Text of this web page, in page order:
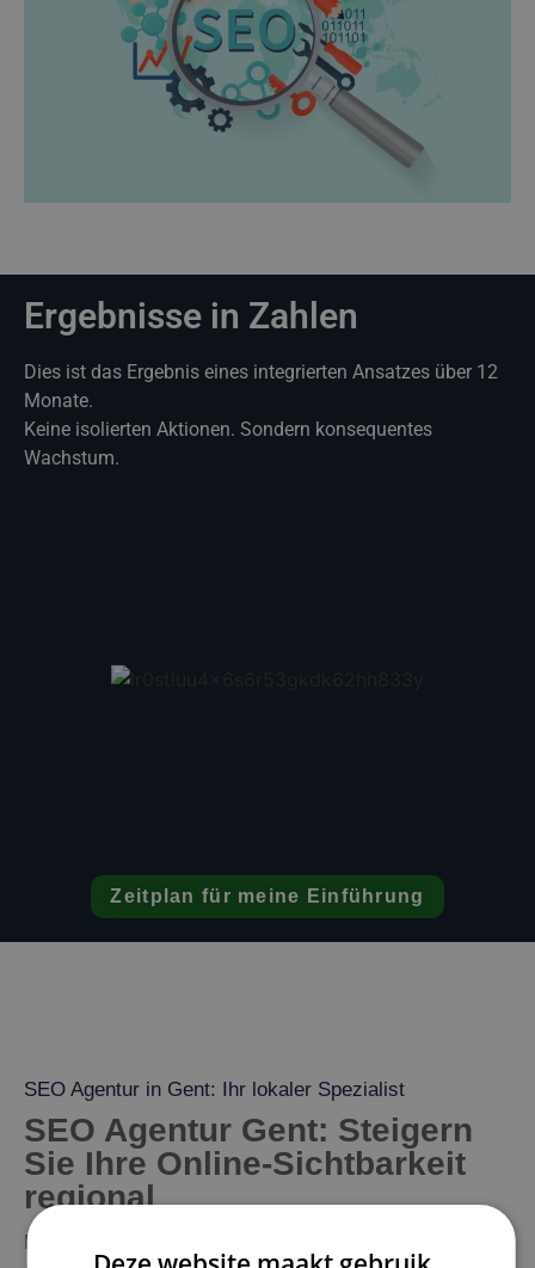
Ergebnisse in Zahlen
Dies ist das Ergebnis eines integrierten Ansatzes über 12
Monate.
Keine isolierten Aktionen. Sondern konsequentes
Wachstum.
Zeitplan für meine Einführung
SEO Agentur in Gent: Ihr lokaler Spezialist
SEO Agentur Gent: Steigern
Sie Ihre Online-Sichtbarkeit
regional
Für Kunden in Gent sichtbar zu sein, ist heute wichtiger